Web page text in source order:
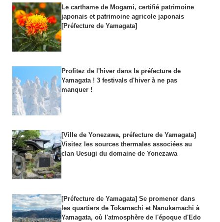
Le carthame de Mogami, certifié patrimoine
japonais et patrimoine agricole japonais
[Préfecture de Yamagata]
Profitez de l'hiver dans la préfecture de
Yamagata ! 3 festivals d'hiver à ne pas
manquer !
[Ville de Yonezawa, préfecture de Yamagata]
Visitez les sources thermales associées au
clan Uesugi du domaine de Yonezawa
[Préfecture de Yamagata] Se promener dans
les quartiers de Tokamachi et Nanukamachi à
Yamagata, où l'atmosphère de l'époque d'Edo